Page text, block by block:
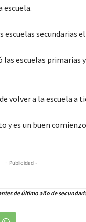
escuela.
secundarias
escuelas primarias
volver a la escuela a
y es un buen
- Publicidad -
de último año de